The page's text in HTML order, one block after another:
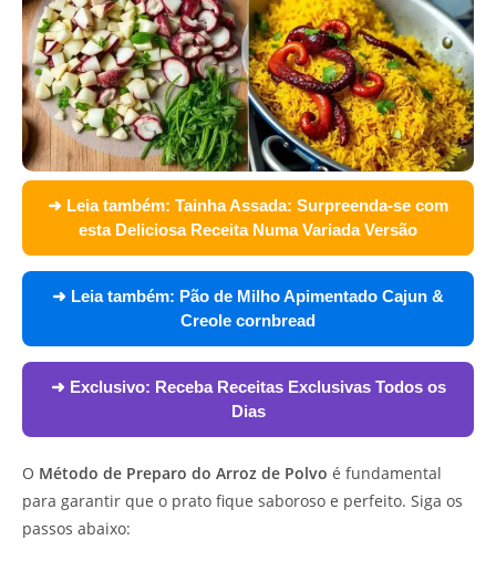
➜ Leia também: Tainha Assada: Surpreenda-se com
esta Deliciosa Receita Numa Variada Versão
➜ Leia também: Pão de Milho Apimentado Cajun &
Creole cornbread
➜ Exclusivo: Receba Receitas Exclusivas Todos os
Dias
O Método de Preparo do Arroz de Polvo é fundamental
para garantir que o prato fique saboroso e perfeito. Siga os
passos abaixo: